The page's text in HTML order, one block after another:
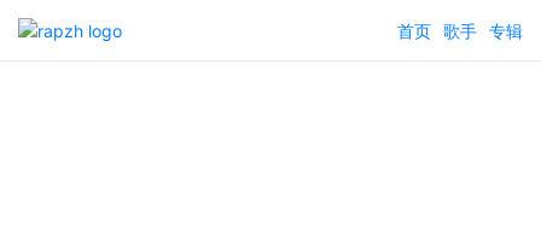
首页 歌手 专辑